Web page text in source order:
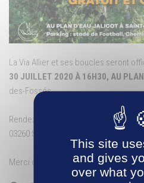
La Via Allier et ses boucles seront
30 JUILLET 2020 À 16H30, AU PLAN
des-Fossés.
Rendez-vous au parking du Stade de
03260 Saint-Germain-des-Fossés.
Merci de vous munir de votre masque.
This site
and gives
over what